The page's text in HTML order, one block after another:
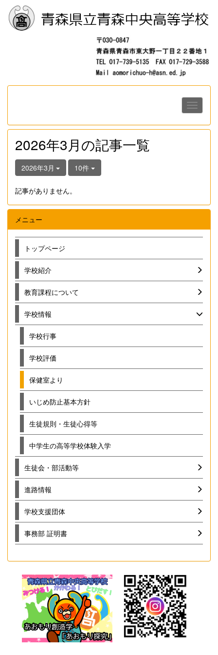
2026年3月の記事一覧
2026年3月 10件
記事がありません。
メニュー
トップページ
学校紹介
教育課程について
学校情報
学校行事
学校評価
保健室より
いじめ防止基本方針
生徒規則・生徒心得等
中学生の高等学校体験入学
生徒会・部活動等
進路情報
学校支援団体
事務部 証明書